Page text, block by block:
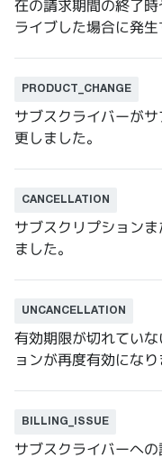
在の請求期間の終了
ライブした場合に発生
PRODUCT_CHANGE
サブスクライバーが
更しました。
CANCELLATION
サブスクリプション
ました。
UNCANCELLATION
有効期限が切れてい
ョンが再度有効になり
BILLING_ISSUE
サブスクライバーへ